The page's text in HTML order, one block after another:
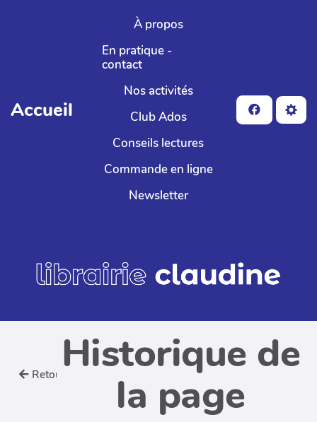
Aller au contenu principal
Accueil
À propos
En pratique -
contact
Nos activités
Club Ados
Conseils lectures
Commande en ligne
Newsletter
Retour Historique de
la page